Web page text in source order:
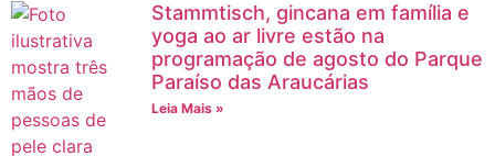
Stammtisch, gincana em família e
yoga ao ar livre estão na
programação de agosto do Parque
Paraíso das Araucárias
Leia Mais »